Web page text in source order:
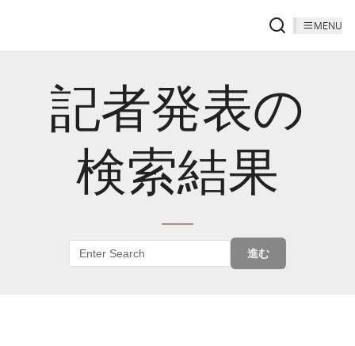
MENU
記者発表の
検索結果
進む